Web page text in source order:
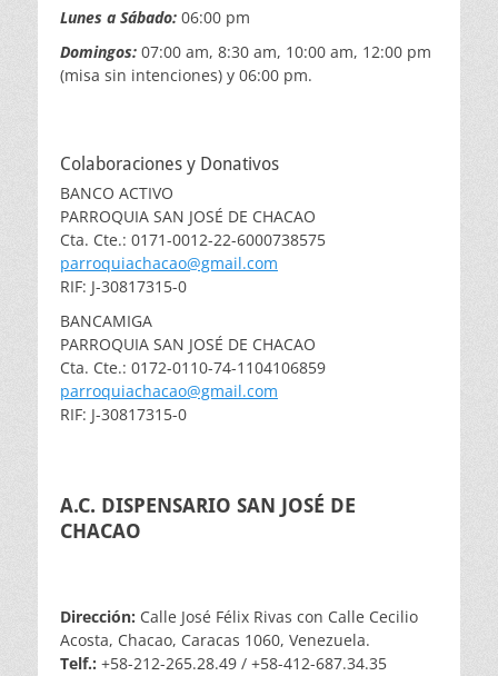
Lunes a Sábado: 06:00 pm
Domingos: 07:00 am, 8:30 am, 10:00 am, 12:00 pm
(misa sin intenciones) y 06:00 pm.
Colaboraciones y Donativos
BANCO ACTIVO
PARROQUIA SAN JOSÉ DE CHACAO
Cta. Cte.: 0171-0012-22-6000738575
parroquiachacao@gmail.com
RIF: J-30817315-0
BANCAMIGA
PARROQUIA SAN JOSÉ DE CHACAO
Cta. Cte.: 0172-0110-74-1104106859
parroquiachacao@gmail.com
RIF: J-30817315-0
A.C. DISPENSARIO SAN JOSÉ DE
CHACAO
Dirección: Calle José Félix Rivas con Calle Cecilio
Acosta, Chacao, Caracas 1060, Venezuela.
Telf.: +58-212-265.28.49 / +58-412-687.34.35